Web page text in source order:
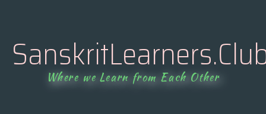
Where we Learn from Each Other